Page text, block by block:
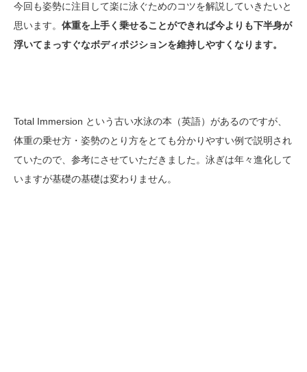
今回も姿勢に注目して楽に泳ぐためのコツを解説していきたいと
思います。 体重を上手く乗せることができれば今よりも下半身が
浮いてまっすぐなボディポジションを維持しやすくなります。
Total Immersion という古い水泳の本（英語）があるのですが、
体重の乗せ方・姿勢のとり方をとても分かりやすい例で説明され
ていたので、参考にさせていただきました。泳ぎは年々進化して
いますが基礎の基礎は変わりません。